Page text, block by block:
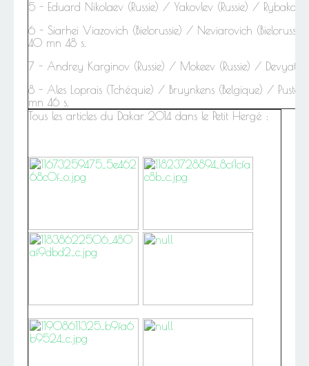
5 - Eduard Nikolaev (Russie) / Yakovlev (Russie) /
6 - Siarhei Viazovich (Bielorussie) / Neviarovich
40 mn 48 s.
7 - Andrey Karginov (Russie) / Mokeev (Russie) /
8 - Ales Loprais (Tchéquie) / Bruynkens (Belgique) /
mn 46 s.
Tous les articles du Dakar 2014 dans le Petit Hergé :